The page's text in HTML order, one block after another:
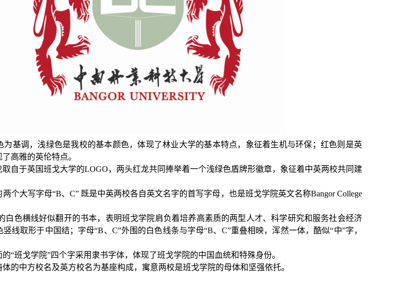
调，浅绿色是我校的基本颜色，体现了林业大学的基本特点，象征着生机与环保；红色则是英
高雅的英伦特点。
于英国班戈大学的LOGO，两头红龙共同捧举着一个浅绿色盾牌形徽章，象征着中英两校共同建
大写字母“B、C” 既是中英两校各自英文名字的首写字母，也是班戈学院英文名称Bangor College
色横线好似翻开的书本，表明班戈学院肩负着培养高素质的两型人才、科学研究和服务社会经济
线取形于中国结；字母“B、C”外围的白色线条与字母“B、C”重叠相映，浑然一体，酷似“中”字，
班戈学院”四个字采用隶书字体，体现了班戈学院的中国血统和特殊身份。
中方校名及英方校名为基座构成，寓意两校是班戈学院的母体和坚强依托。